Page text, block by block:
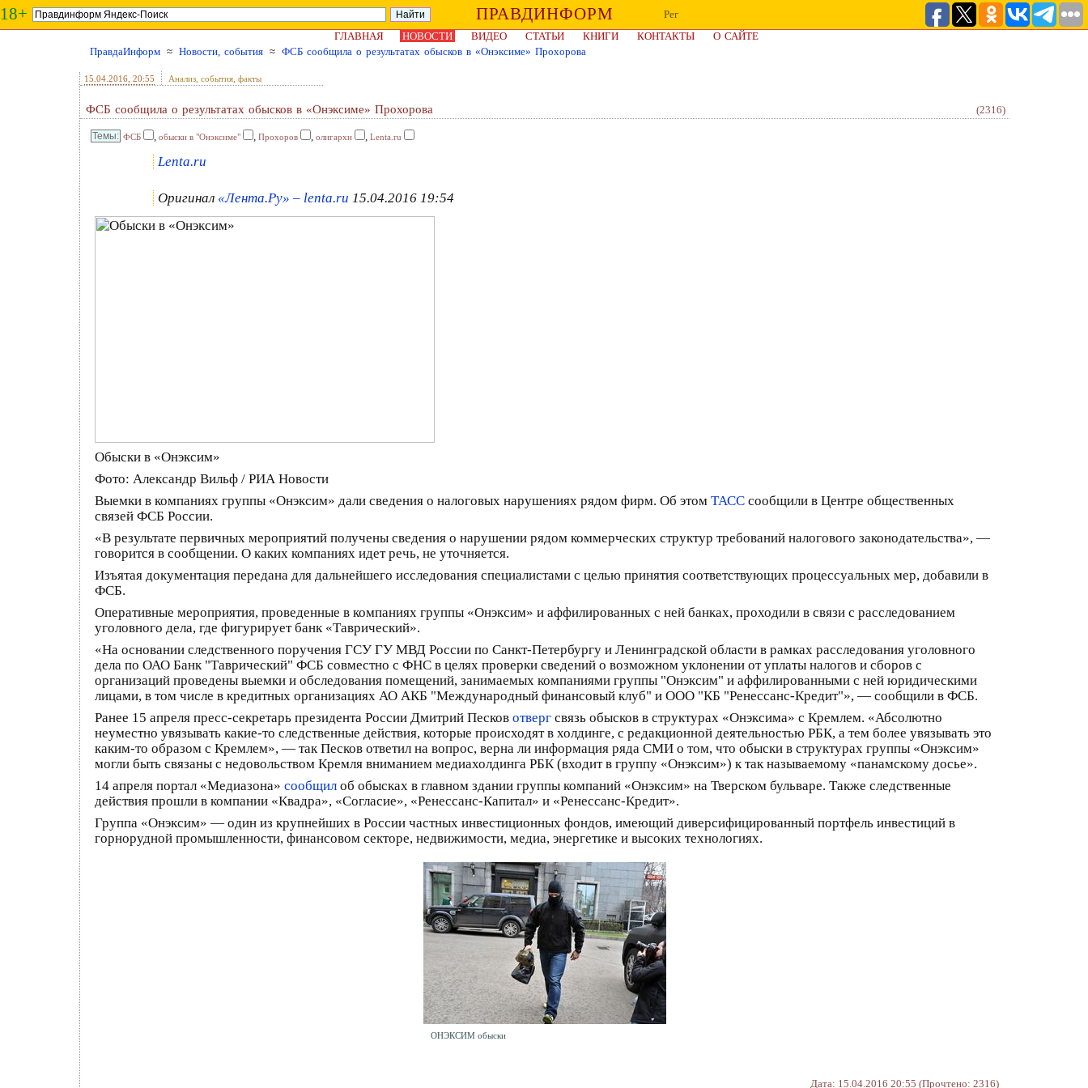
18+ ПРАВДИНФОРМ
Рег
ГЛАВНАЯ
НОВОСТИ ВИДЕО СТАТЬИ КНИГИ КОНТАКТЫ
О САЙТЕ
ПравдаИнформ ≈ Новости, события ≈ ФСБ сообщила о результатах обысков в «Онэксиме» Прохорова
15.04.2016 , 20:55 Анализ, события, факты
ФСБ сообщила о результатах обысков в «Онэксиме» Прохорова (2316)
ФСБ , обыски в "Онэксиме" , Прохоров , олигархи , Lenta.ru
Lenta.ru
Оригинал «Лента.Ру» – lenta.ru 15.04.2016 19:54
Обыски в «Онэксим»
Фото: Александр Вильф / РИА Новости
Выемки в компаниях группы «Онэксим» дали сведения о налоговых нарушениях рядом фирм. Об этом ТАСС сообщили в Центре общественных
связей ФСБ России.
«В результате первичных мероприятий получены сведения о нарушении рядом коммерческих структур требований налогового законодательства», —
говорится в сообщении. О каких компаниях идет речь, не уточняется.
Изъятая документация передана для дальнейшего исследования специалистами с целью принятия соответствующих процессуальных мер, добавили в
ФСБ.
Оперативные мероприятия, проведенные в компаниях группы «Онэксим» и аффилированных с ней банках, проходили в связи с расследованием
уголовного дела, где фигурирует банк «Таврический».
«На основании следственного поручения ГСУ ГУ МВД России по Санкт-Петербургу и Ленинградской области в рамках расследования уголовного
дела по ОАО Банк "Таврический" ФСБ совместно с ФНС в целях проверки сведений о возможном уклонении от уплаты налогов и сборов с
организаций проведены выемки и обследования помещений, занимаемых компаниями группы "Онэксим" и аффилированными с ней юридическими
лицами, в том числе в кредитных организациях АО АКБ "Международный финансовый клуб" и ООО "КБ "Ренессанс-Кредит"», — сообщили в ФСБ.
Ранее 15 апреля пресс-секретарь президента России Дмитрий Песков отверг связь обысков в структурах «Онэксима» с Кремлем. «Абсолютно
неуместно увязывать какие-то следственные действия, которые происходят в холдинге, с редакционной деятельностью РБК, а тем более увязывать это
каким-то образом с Кремлем», — так Песков ответил на вопрос, верна ли информация ряда СМИ о том, что обыски в структурах группы «Онэксим»
могли быть связаны с недовольством Кремля вниманием медиахолдинга РБК (входит в группу «Онэксим») к так называемому «панамскому досье».
14 апреля портал «Медиазона» сообщил об обысках в главном здании группы компаний «Онэксим» на Тверском бульваре. Также следственные
действия прошли в компании «Квадра», «Согласие», «Ренессанс-Капитал» и «Ренессанс-Кредит».
Группа «Онэксим» — один из крупнейших в России частных инвестиционных фондов, имеющий диверсифицированный портфель инвестиций в
горнорудной промышленности, финансовом секторе, недвижимости, медиа, энергетике и высоких технологиях.
ОНЭКСИМ обыски
Дата: 15.04.2016 20:55 (Прочтено: 2316)